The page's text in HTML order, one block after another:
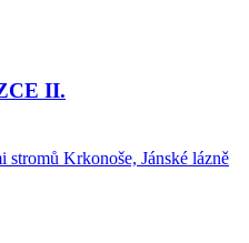
II.
Krkonoše, Jánské lázně